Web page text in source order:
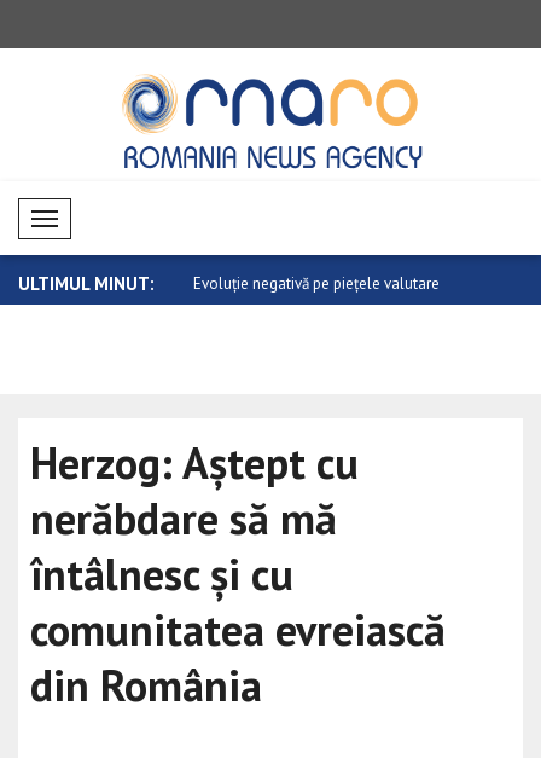
Mobil Menü
ULTIMUL MINUT:
aur a relațiilor dintre C.. Evoluție negativă pe piețele valutare
Herzog: Aștept cu
nerăbdare să mă
întâlnesc și cu
comunitatea evreiască
din România